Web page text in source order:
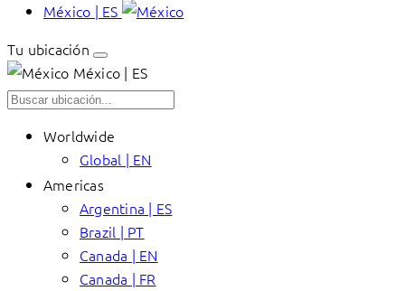
México | ES
Tu ubicación
México | ES
Worldwide
Global | EN
Americas
Argentina | ES
Brazil | PT
Canada | EN
Canada | FR